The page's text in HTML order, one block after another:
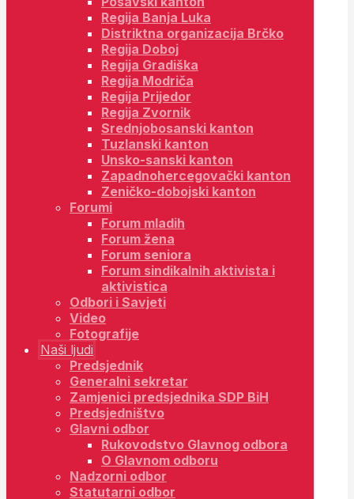
Regija Banja Luka
Distriktna organizacija Brčko
Regija Doboj
Regija Gradiška
Regija Modriča
Regija Prijedor
Regija Zvornik
Srednjobosanski kanton
Tuzlanski kanton
Unsko-sanski kanton
Zapadnohercegovački kanton
Zeničko-dobojski kanton
Forumi
Forum mladih
Forum žena
Forum seniora
Forum sindikalnih aktivista i
aktivistica
Odbori i Savjeti
Video
Fotografije
Naši ljudi
Predsjednik
Generalni sekretar
Zamjenici predsjednika SDP BiH
Predsjedništvo
Glavni odbor
Rukovodstvo Glavnog odbora
O Glavnom odboru
Nadzorni odbor
Statutarni odbor